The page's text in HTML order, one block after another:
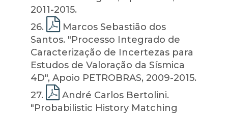
2011-2015.
26.
Marcos Sebastião dos
Santos. "Processo Integrado de
Caracterização de Incertezas para
Estudos de Valoração da Sísmica
4D", Apoio PETROBRAS, 2009-2015.
27.
André Carlos Bertolini.
"Probabilistic History Matching